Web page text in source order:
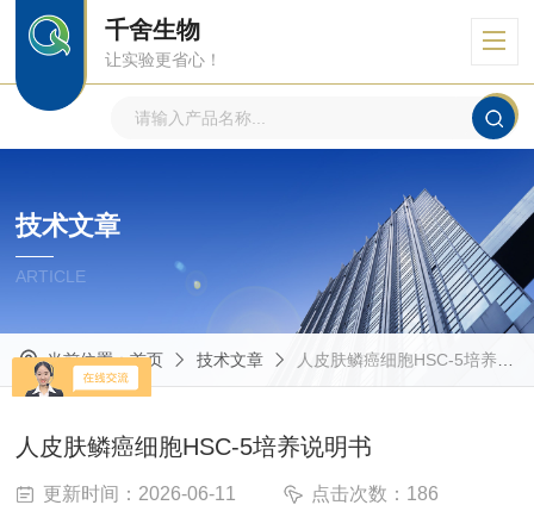
千舍生物
让实验更省心！
技术文章
ARTICLE
当前位置：首页 技术文章 人皮肤鳞癌细胞HSC-5培养说明书
人皮肤鳞癌细胞HSC-5培养说明书
更新时间：2026-06-11 点击次数：186